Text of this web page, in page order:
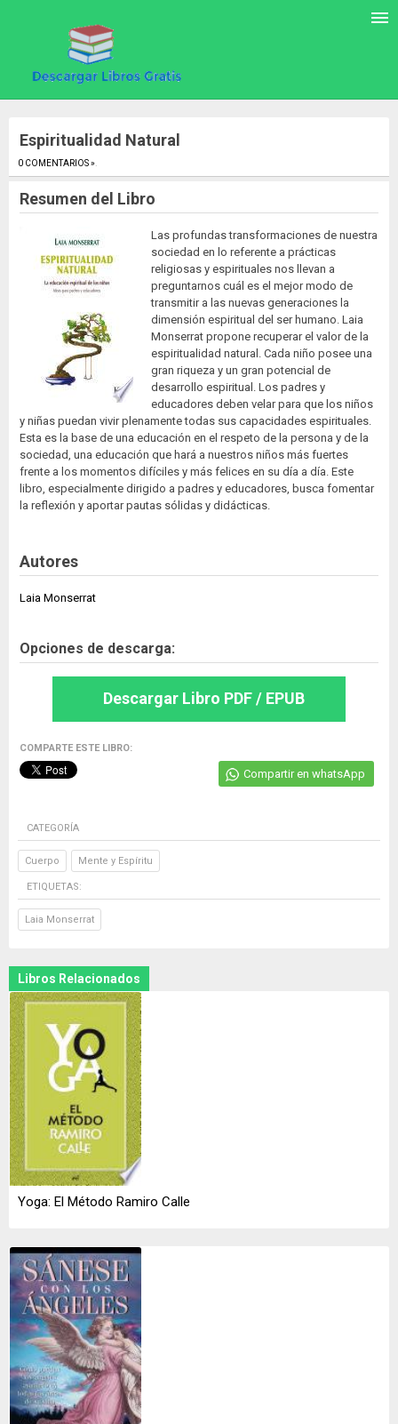
Espiritualidad Natural
0 COMENTARIOS ».
Resumen del Libro
Las profundas transformaciones de nuestra
sociedad en lo referente a prácticas
religiosas y espirituales nos llevan a
preguntarnos cuál es el mejor modo de
transmitir a las nuevas generaciones la
dimensión espiritual del ser humano. Laia
Monserrat propone recuperar el valor de la
espiritualidad natural. Cada niño posee una
gran riqueza y un gran potencial de
desarrollo espiritual. Los padres y
educadores deben velar para que los niños
y niñas puedan vivir plenamente todas sus capacidades espirituales.
Esta es la base de una educación en el respeto de la persona y de la
sociedad, una educación que hará a nuestros niños más fuertes
frente a los momentos difíciles y más felices en su día a día. Este
libro, especialmente dirigido a padres y educadores, busca fomentar
la reflexión y aportar pautas sólidas y didácticas.
Autores
Laia Monserrat
Opciones de descarga:
Descargar Libro PDF / EPUB
COMPARTE ESTE LIBRO:
Compartir en whatsApp
CATEGORÍA
Cuerpo Mente y Espíritu
ETIQUETAS:
Laia Monserrat
Libros Relacionados
Yoga: El Método Ramiro Calle